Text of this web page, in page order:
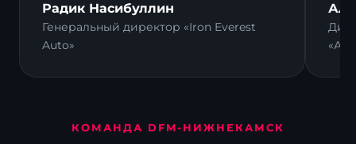
Радик Насибуллин
Генеральный директор «Iron Everest
Auto»
КОМАНДА DFM-НИЖНЕКАМСК